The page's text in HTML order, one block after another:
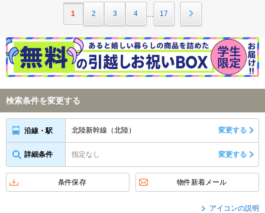
1 2 3 4 17
検索条件を変更する
沿線・駅 北陸新幹線（北陸） 変更する
詳細条件 指定なし 変更する
条件保存 物件新着メール
アイコンの説明